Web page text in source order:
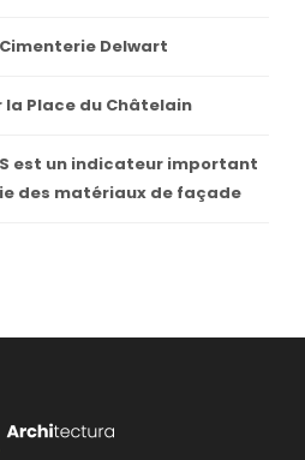
Delwart
la Place du Châtelain
est un indicateur important
des matériaux de façade